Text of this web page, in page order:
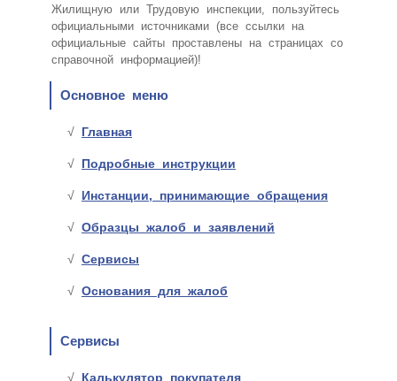
Жилищную или Трудовую инспекции, пользуйтесь
официальными источниками (все ссылки на
официальные сайты проставлены на страницах со
справочной информацией)!
Основное меню
Главная
Подробные инструкции
Инстанции, принимающие обращения
Образцы жалоб и заявлений
Сервисы
Основания для жалоб
Сервисы
Калькулятор покупателя